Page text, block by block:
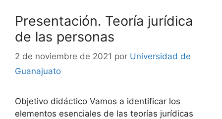
Presentación. Teoría jurídica
de las personas
2 de noviembre de 2021 por Universidad de
Guanajuato
Objetivo didáctico Vamos a identificar los
elementos esenciales de las teorías jurídicas